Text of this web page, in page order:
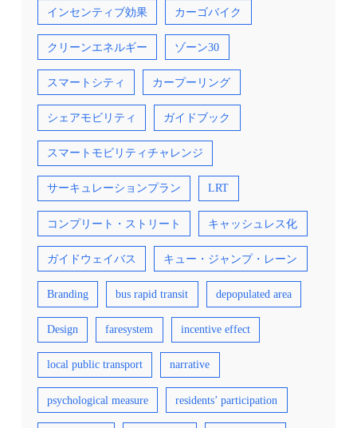
インセンティブ効果 カーゴバイク
クリーンエネルギー ゾーン30
スマートシティ カープーリング
シェアモビリティ ガイドブック
スマートモビリティチャレンジ
サーキュレーションプラン LRT
コンプリート・ストリート キャッシュレス化
ガイドウェイバス キュー・ジャンプ・レーン
Branding bus rapid transit depopulated area
Design faresystem incentive effect
local public transport narrative
psychological measure residents’ participation